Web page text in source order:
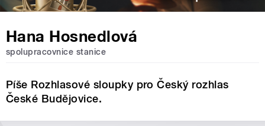
Hana Hosnedlová
spolupracovnice stanice
Píše Rozhlasové sloupky pro Český rozhlas
České Budějovice.